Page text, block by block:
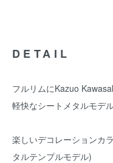
DETAIL
フルリムにKazuo
軽快なシートメタルモデル
楽しいデコレーションカ
タルテンプルモデル)